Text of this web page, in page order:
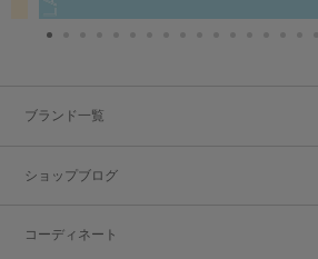
ブランド一覧
ショップブログ
コーディネート